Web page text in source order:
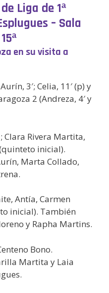
Liga de 1ª
– Sala
en su visita a
3′; Celia, 11′ (p) y
2 (Andreza, 4′ y
Clara Rivera Martita,
inicial).
Marta Collado,
Antía, Carmen
inicial). También
y Rapha Martins.
Bono.
Martita y Laia